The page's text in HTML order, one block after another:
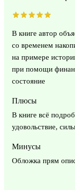
В книге автор
со временем
на примере
при помощи
состояние
Плюсы
В книге всё
удовольствие,
Минусы
Обложка прям